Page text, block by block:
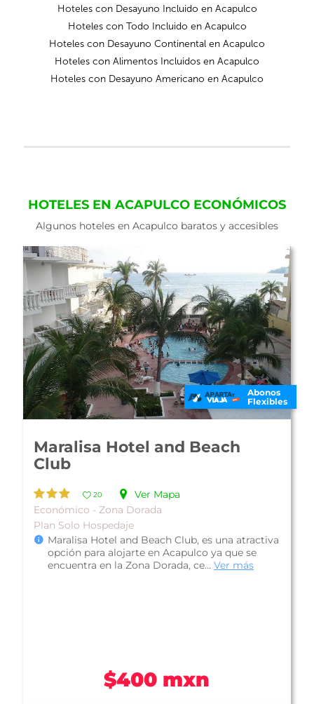
Hoteles con Desayuno Incluido en Acapulco
Hoteles con Todo Incluido en Acapulco
Hoteles con Desayuno Continental en Acapulco
Hoteles con Alimentos Incluidos en Acapulco
Hoteles con Desayuno Americano en Acapulco
HOTELES EN ACAPULCO ECONÓMICOS
Algunos hoteles en Acapulco baratos y accesibles
Abonos
Flexibles
Maralisa Hotel and Beach
Club
20
Ver Mapa
Económico - Zona Dorada
Plan Solo Hospedaje
Maralisa Hotel and Beach Club, es una atractiva
opción para alojarte en Acapulco ya que se
encuentra en la Zona Dorada, ce... Ver más
$400 mxn